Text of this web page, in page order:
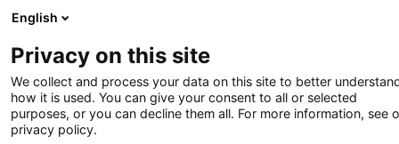
Column
English
Privacy on this site
We collect and process your data on this site to better
how it is used. You can give your consent to all or selected
purposes, or you can decline them all. For more information, see
privacy policy.